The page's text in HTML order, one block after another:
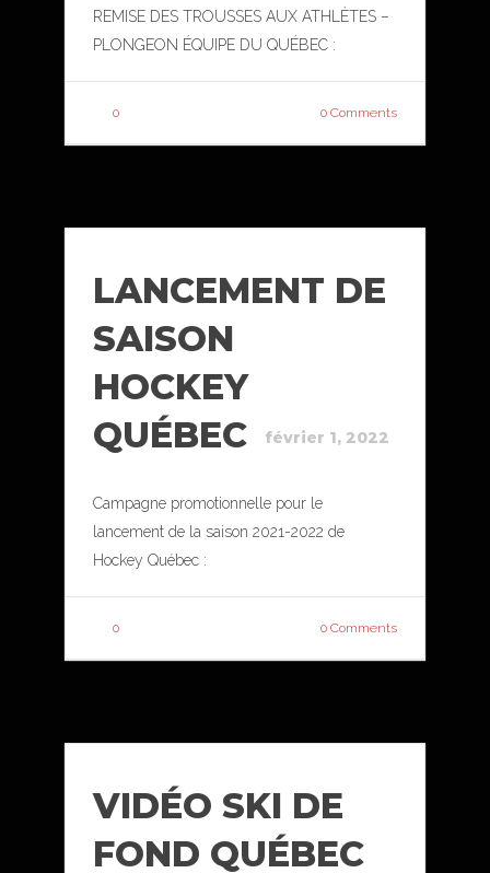
REMISE DES TROUSSES AUX ATHLÈTES –
PLONGEON ÉQUIPE DU QUÉBEC :
0 0 Comments
LANCEMENT DE
SAISON
HOCKEY
QUÉBEC
février 1, 2022
Campagne promotionnelle pour le
lancement de la saison 2021-2022 de
Hockey Québec :
0 0 Comments
VIDÉO SKI DE
FOND QUÉBEC